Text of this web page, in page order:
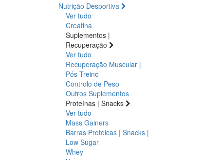
Nutrição Desportiva
Ver tudo
Creatina
Suplementos |
Recuperação
Ver tudo
Recuperação Muscular |
Pós Treino
Controlo de Peso
Outros Suplementos
Proteínas | Snacks
Ver tudo
Mass Gainers
Barras Proteicas | Snacks |
Low Sugar
Whey